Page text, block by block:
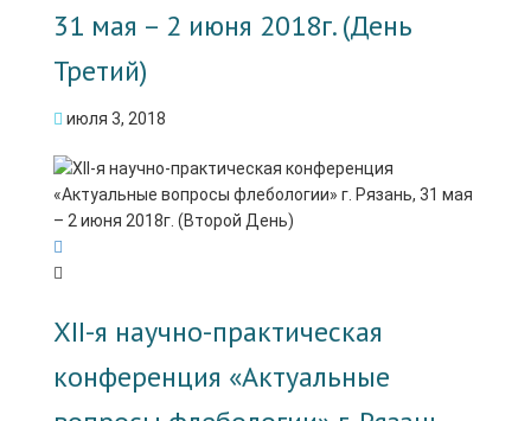
31 мая – 2 июня 2018г. (День
Третий)
июля 3, 2018
XII-я научно-практическая
конференция «Актуальные